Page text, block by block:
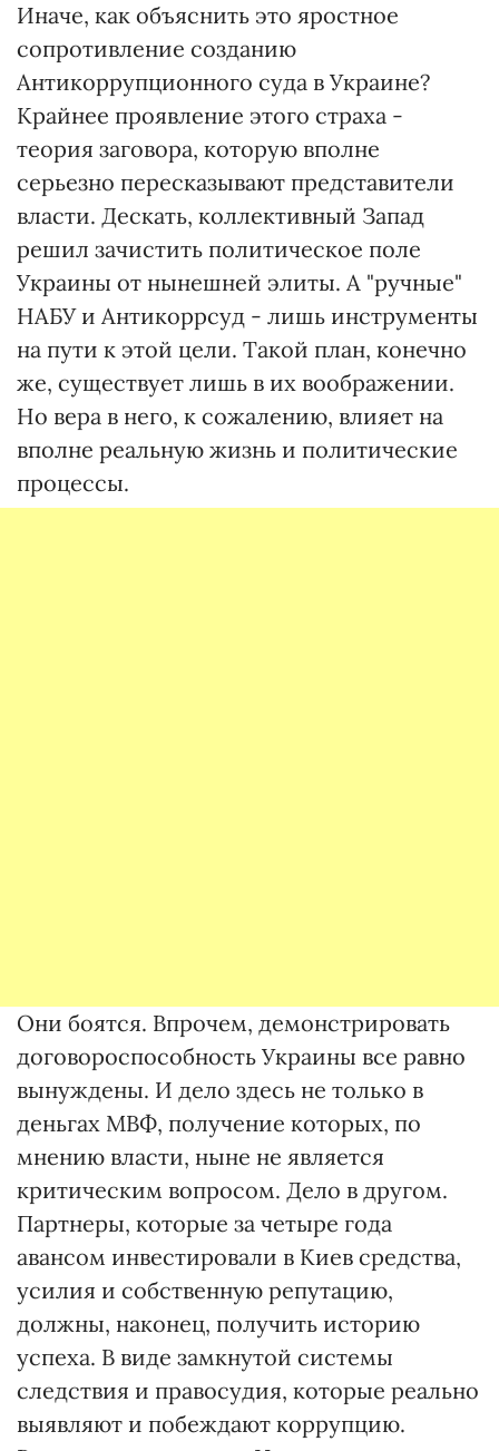
Иначе, как объяснить это яростное
сопротивление созданию
Антикоррупционного суда в Украине?
Крайнее проявление этого страха -
теория заговора, которую вполне
серьезно пересказывают представители
власти. Дескать, коллективный Запад
решил зачистить политическое поле
Украины от нынешней элиты. А "ручные"
НАБУ и Антикоррсуд - лишь инструменты
на пути к этой цели. Такой план, конечно
же, существует лишь в их воображении.
Но вера в него, к сожалению, влияет на
вполне реальную жизнь и политические
процессы.
Они боятся. Впрочем, демонстрировать
договороспособность Украины все равно
вынуждены. И дело здесь не только в
деньгах МВФ, получение которых, по
мнению власти, ныне не является
критическим вопросом. Дело в другом.
Партнеры, которые за четыре года
авансом инвестировали в Киев средства,
усилия и собственную репутацию,
должны, наконец, получить историю
успеха. В виде замкнутой системы
следствия и правосудия, которые реально
выявляют и побеждают коррупцию.